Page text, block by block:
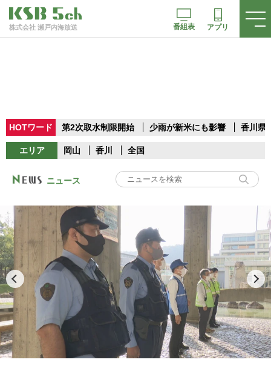
株式会社 瀬戸内海放送 番組表 アプリ
HOTワード 第2次取水制限開始 少雨が新米にも影響 香川県
エリア 岡山 香川 全国
ニュース
Play